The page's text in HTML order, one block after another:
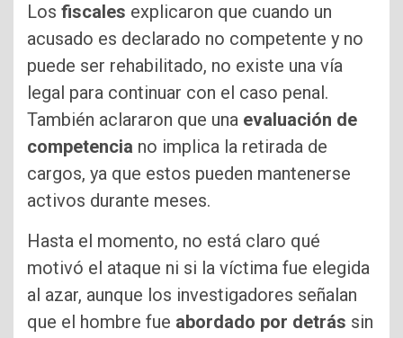
Los fiscales explicaron que cuando un
acusado es declarado no competente y no
puede ser rehabilitado, no existe una vía
legal para continuar con el caso penal.
También aclararon que una evaluación de
competencia no implica la retirada de
cargos, ya que estos pueden mantenerse
activos durante meses.
Hasta el momento, no está claro qué
motivó el ataque ni si la víctima fue elegida
al azar, aunque los investigadores señalan
que el hombre fue abordado por detrás sin